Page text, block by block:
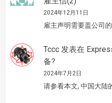
2024年12月11日
雇主声明需要盖公司
Tccc 发表在
备?
2024年7月2日
请参看本文, 中国大陆